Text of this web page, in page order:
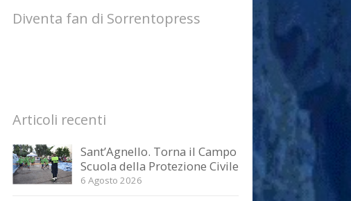
Diventa fan di Sorrentopress
Articoli recenti
Sant’Agnello. Torna il Campo
Scuola della Protezione Civile
6 Agosto 2026